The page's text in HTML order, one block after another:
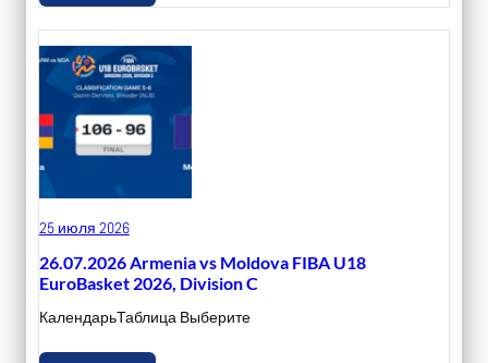
25 июля 2026
26.07.2026 Armenia vs Moldova FIBA U18
EuroBasket 2026, Division C
КалендарьТаблица Выберите